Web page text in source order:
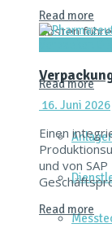
Kosten
Read more
Read more
16. Juni 2026
Einen
und von
Read more